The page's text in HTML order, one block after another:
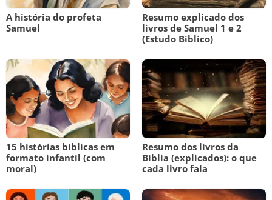
A história do profeta
Samuel
Resumo explicado dos
livros de Samuel 1 e 2
(Estudo Bíblico)
15 histórias bíblicas em
formato infantil (com
moral)
Resumo dos livros da
Bíblia (explicados): o que
cada livro fala